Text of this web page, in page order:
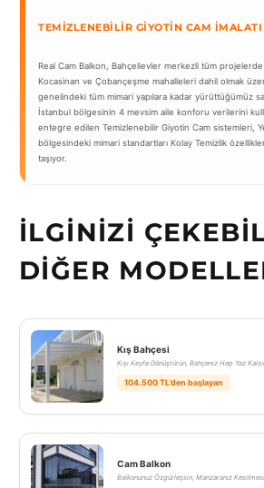
TEMIZLENEBILIR GIYOTIN CAM İMALATI
Real Cam Balkon, Bahçelievler merkezli tüm
Kocasinan ve Çobançeşme mahalleleri dahil olmak
genelindeki tüm mimari yapılara kadar yürüttüğümüz
İstanbul bölgesinin 4 mevsim aile konforu verilerini
entegre edilen Temizlenebilir Giyotin Cam sistemleri,
bölgesindeki mimari standartları Kolay Temizlik
taşıyor.
İLGINIZI
DIĞER
Kış Bahçesi
Kışı Keyfe Dönüştürün, Bahçeniz Hep Yaz
104.500 TL’den başlayan
Cam Balkon
Balkonunuz Özgürleşsin, Manzaranız